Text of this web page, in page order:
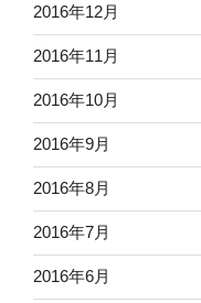
2016年12月
2016年11月
2016年10月
2016年9月
2016年8月
2016年7月
2016年6月